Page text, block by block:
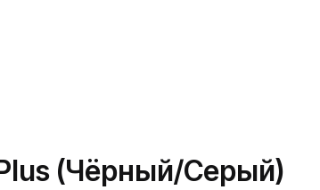
(Чёрный/Серый)